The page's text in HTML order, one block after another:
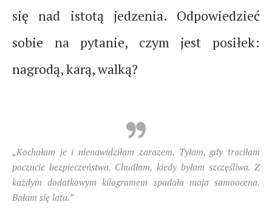
się nad istotą jedzenia. Odpowiedzieć
sobie na pytanie, czym jest posiłek:
nagrodą, karą, walką?
„Kochałam je i nienawidziłam zarazem. Tyłam, gdy traciłam
poczucie bezpieczeństwa. Chudłam, kiedy byłam szczęśliwa. Z
każdym dodatkowym kilogramem spadała moja samoocena.
Bałam się lata.”